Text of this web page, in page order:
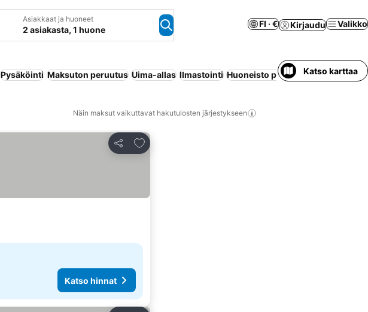
Asiakkaat ja huoneet
2 asiakasta, 1 huone
FI · € Kirjaudu Valikko
Pysäköinti Maksuton peruutus Uima-allas Ilmastointi Huoneisto palveluilla Wi-Fi
Katso karttaa
Näin maksut vaikuttavat hakutulosten järjestykseen
Jaa
Lisää suosikkeihin
Katso hinnat